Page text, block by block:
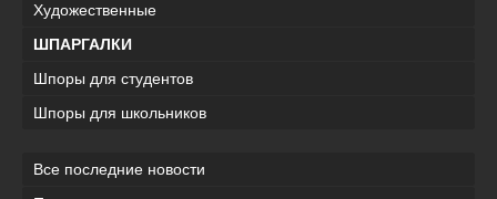
Художественные
ШПАРГАЛКИ
Шпоры для студентов
Шпоры для школьников
Все последние новости